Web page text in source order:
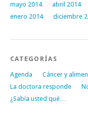
mayo 2014
abril 2014
enero 2014
diciembre
CATEGORÍAS
Agenda Cáncer y
La doctora responde
¿Sabía usted qué…